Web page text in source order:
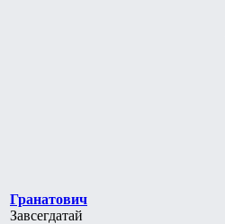
Гранатович
Завсегдатай